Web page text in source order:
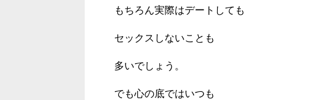
もちろん実際はデートしても
セックスしないことも
多いでしょう。
でも心の底ではいつも